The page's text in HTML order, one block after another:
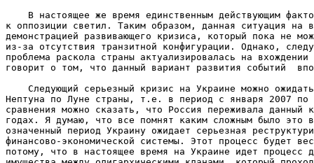
В настоящее же время единственным действующим
к оппозиции светил. Таким образом, данная ситуация на
демонстрацией развивающего кризиса, который пока не
из-за отсутствия транзитной конфигурации. Однако,
проблема раскола страны актуализировалась на
говорит о том, что данный вариант развития событий
Следующий серьезный кризис на Украине можно
Нептуна по Луне страны, т.е. в период с января 2007 по
сравнения можно сказать, что Россия переживала данный
годах. Я думаю, что все помнят каким сложным было это
означенный период Украину ожидает серьезная
финансово-экономической системы. Этот процесс будет
потому, что в настоящее время на Украине идет процесс